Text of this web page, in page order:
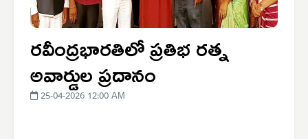
రవీంద్రభారతిలో ప్రతిభ రత్న
అవార్డుల ప్రదానం
25-04-2026 12:00 AM